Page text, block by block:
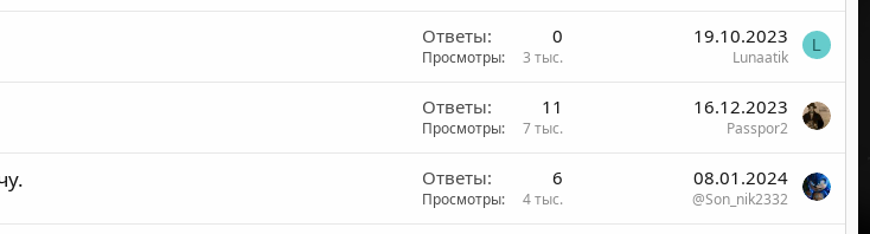
Ответы 0
Просмотры 3 тыс.
19.10.2023
Lunaatik
L
Ответы 11
Просмотры 7 тыс.
16.12.2023
Passpor2
Ответы 6
Просмотры 4 тыс.
08.01.2024
@Son_nik2332